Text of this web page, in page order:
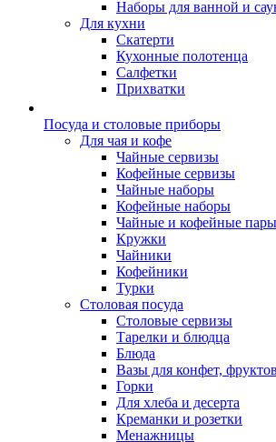
Наборы для ванной и
Для кухни
Скатерти
Кухонные полотенца
Салфетки
Прихватки
Посуда и столовые приборы
Для чая и кофе
Чайные сервизы
Кофейные сервизы
Чайные наборы
Кофейные наборы
Чайные и кофейные пары
Кружки
Чайники
Кофейники
Турки
Столовая посуда
Столовые сервизы
Тарелки и блюдца
Блюда
Вазы для конфет,
Горки
Для хлеба и десерта
Креманки и розетки
Менажницы